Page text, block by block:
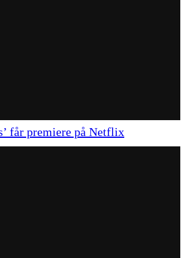
får premiere på Netflix